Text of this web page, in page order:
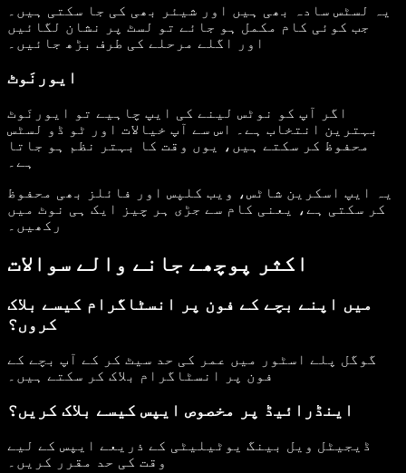
یہ لسٹس سادہ بھی ہیں اور شیئر بھی کی جا سکتی ہیں۔
جب کوئی کام مکمل ہو جائے تو لسٹ پر نشان لگائیں
اور اگلے مرحلے کی طرف بڑھ جائیں۔
ایورنَوٹ
اگر آپ کو نوٹس لینے کی ایپ چاہیے تو ایورنَوٹ
بہترین انتخاب ہے۔ اس سے آپ خیالات اور ٹو ڈو لسٹس
محفوظ کر سکتے ہیں، یوں وقت کا بہتر نظم ہو جاتا
ہے۔
یہ ایپ اسکرین شاٹس، ویب کلپس اور فائلز بھی محفوظ
کر سکتی ہے، یعنی کام سے جڑی ہر چیز ایک ہی نوٹ میں
رکھیں۔
اکثر پوچھے جانے والے سوالات
میں اپنے بچے کے فون پر انسٹاگرام کیسے بلاک
کروں؟
گوگل پلے اسٹور میں عمر کی حد سیٹ کر کے آپ بچے کے
فون پر انسٹاگرام بلاک کر سکتے ہیں۔
اینڈرائیڈ پر مخصوص ایپس کیسے بلاک کریں؟
ڈیجیٹل ویل بینگ یوٹیلیٹی کے ذریعے ایپس کے لیے
وقت کی حد مقرر کریں۔